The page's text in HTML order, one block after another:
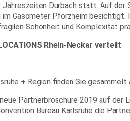
Durbach statt. Auf
Gasometer Pforzheim
Schönheit und Komplexität
Rhein-Neckar verteilt
+ Region finden Sie
Partnerbroschüre 2019 auf der
Bureau Karlsruhe die